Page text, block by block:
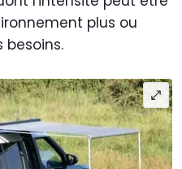
plus ou
besoins.